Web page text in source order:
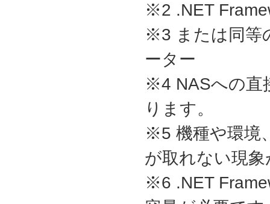
※2 .NET
※3 または同等
ーター
※4 NASへの直
ります。
※5 機種や環境
が取れない現
※6 .NET